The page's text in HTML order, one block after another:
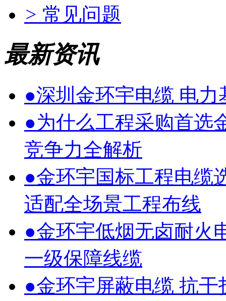
> 常见问题
最新资讯
●深圳金环宇电缆 电
●为什么工程采购首选
竞争力全解析
●金环宇国标工程电缆
适配全场景工程布线
●金环宇低烟无卤耐火
一级保障线缆
●金环宇屏蔽电缆 抗